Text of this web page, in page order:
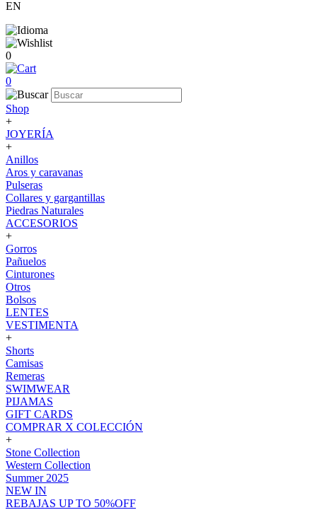
EN
0
0
Shop
+
JOYERÍA
+
Anillos
Aros y caravanas
Pulseras
Collares y gargantillas
Piedras Naturales
ACCESORIOS
+
Gorros
Pañuelos
Cinturones
Otros
Bolsos
LENTES
VESTIMENTA
+
Shorts
Camisas
Remeras
SWIMWEAR
PIJAMAS
GIFT CARDS
COMPRAR X COLECCIÓN
+
Stone Collection
Western Collection
Summer 2025
NEW IN
REBAJAS UP TO 50%OFF